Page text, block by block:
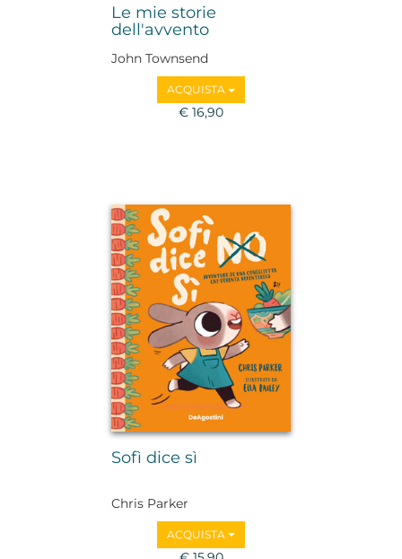
Le mie storie
dell'avvento
John Townsend
ACQUISTA
€ 16,90
Sofì dice sì
Chris Parker
ACQUISTA